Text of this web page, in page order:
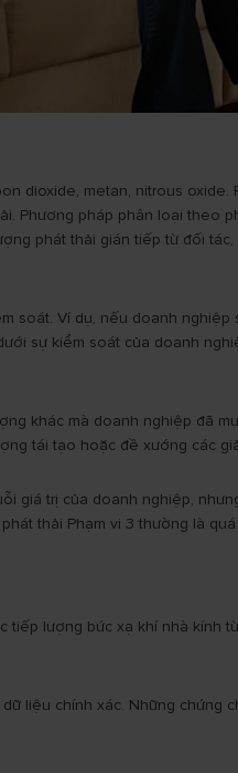
metan, nitrous oxide.
Phương pháp phân loại
phát thải gián tiếp từ đối
soát. Ví dụ, nếu doanh
sự kiểm soát của doanh
khác mà doanh nghiệp đã
tái tạo hoặc đề xướng các
giá trị của doanh nghiệp,
thải Phạm vi 3 thường là
lượng bức xạ khí nhà kính
liệu chính xác. Những